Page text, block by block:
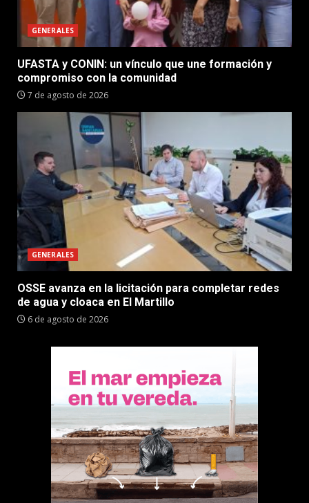
GENERALES
UFASTA y CONIN: un vínculo que une formación y
compromiso con la comunidad
7 de agosto de 2026
GENERALES
OSSE avanza en la licitación para completar redes
de agua y cloaca en El Martillo
6 de agosto de 2026